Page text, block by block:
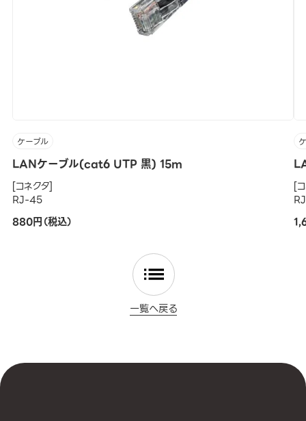
ケーブル
LANケーブル(cat6 UTP 黒) 15m
[コネクタ]
RJ-45
880円（税込）
[
一覧へ戻る